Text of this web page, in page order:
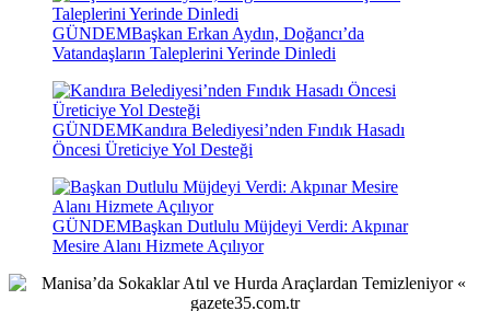
GÜNDEMBaşkan Erkan Aydın, Doğancı’da
Vatandaşların Taleplerini Yerinde Dinledi
GÜNDEMKandıra Belediyesi’nden Fındık Hasadı
Öncesi Üreticiye Yol Desteği
GÜNDEMBaşkan Dutlulu Müjdeyi Verdi: Akpınar
Mesire Alanı Hizmete Açılıyor